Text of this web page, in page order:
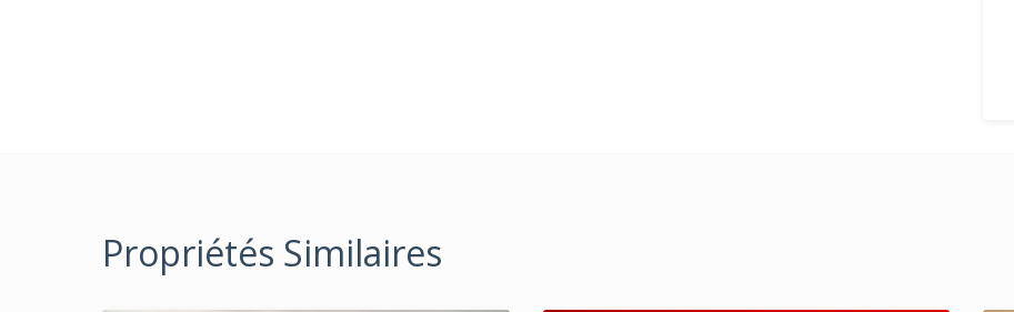
Propriétés Similaires